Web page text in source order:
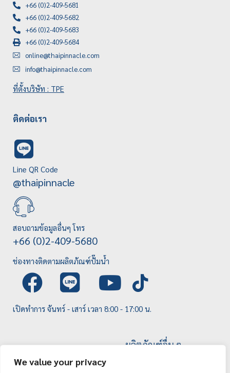
We value your privacy
+66 (0)2-409-5681
+66 (0)2-409-5682
+66 (0)2-409-5683
+66 (0)2-409-5684
online@thaipinnacle.com
info@thaipinnacle.com
ที่ตั้งบริษัท : TPE
ติดต่อเรา
Line QR Code
@thaipinnacle
สอบถามข้อมูลอื่นๆ โทร
+66 (0)2-409-5680
ช่องทางติดตามผลิตภัณฑ์ปั๊มน้ำ
เปิดทำการ จันทร์ - เสาร์ เวลา 8:00 - 17:00 น.
ผลิตภัณฑ์อื่น ๆ